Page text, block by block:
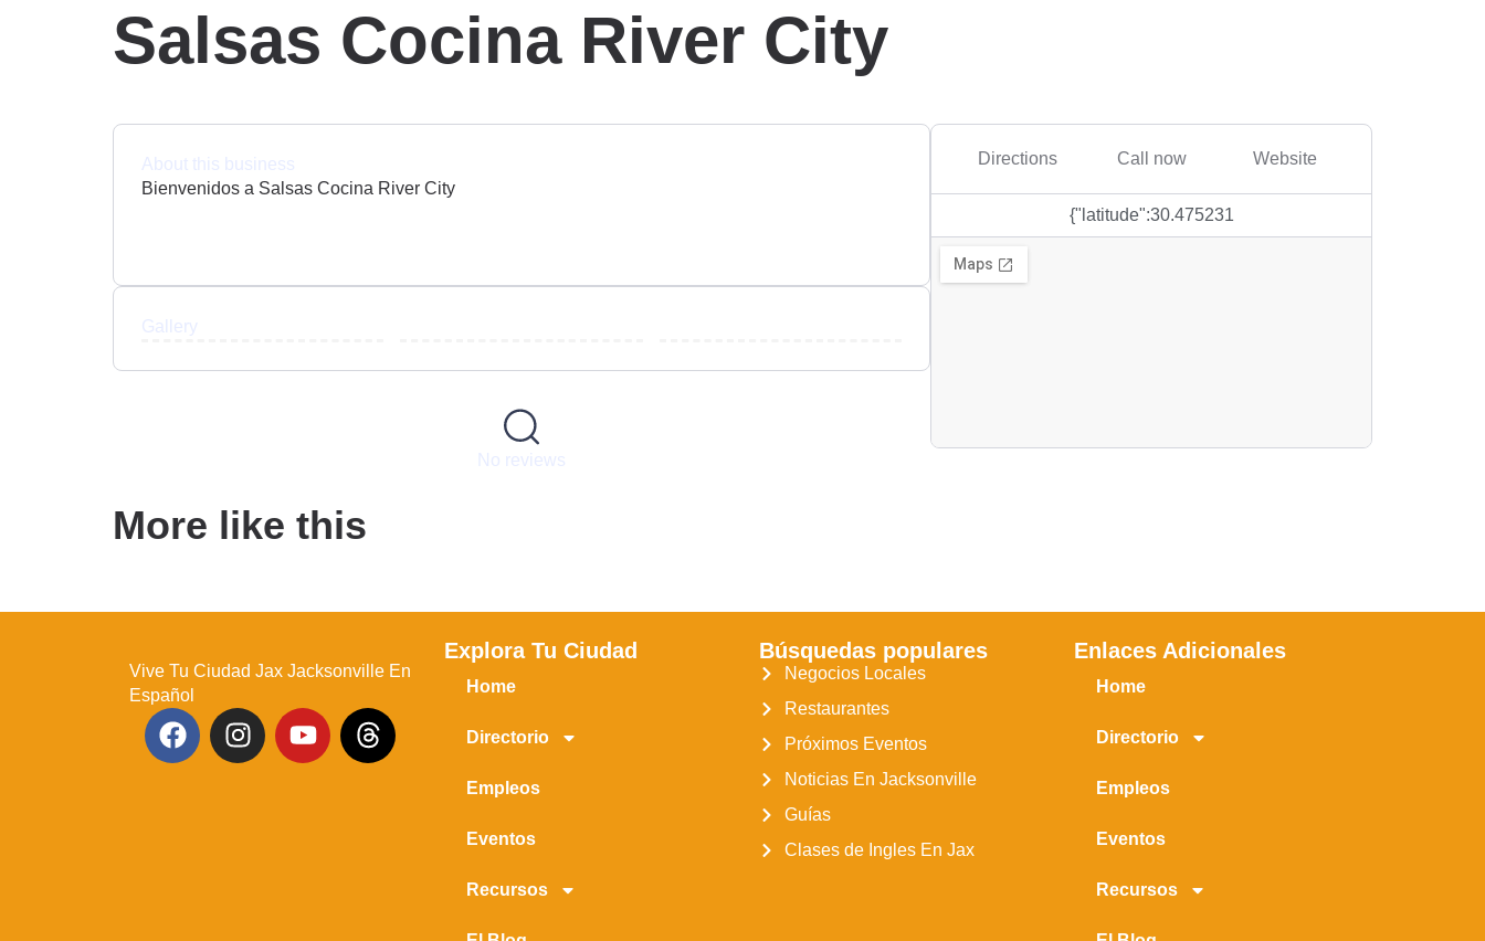
Salsas Cocina River City
About this business
Bienvenidos a Salsas Cocina River City
Gallery
No reviews
Directions Call now Website
{"latitude":30.475231
More like this
Vive Tu Ciudad Jax Jacksonville En
Español
Explora Tu Ciudad
Home
Directorio
Empleos
Eventos
Recursos
Búsquedas populares
Negocios Locales
Restaurantes
Próximos Eventos
Noticias En Jacksonville
Guías
Clases de Ingles En Jax
Enlaces Adicionales
Home
Directorio
Empleos
Eventos
Recursos